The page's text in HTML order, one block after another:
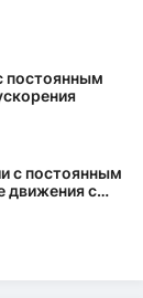
постоянным
с постоянным
движения с